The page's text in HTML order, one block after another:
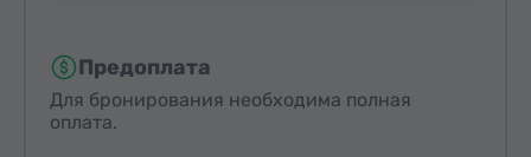
Предоплата
Для бронирования необходима полная
оплата.